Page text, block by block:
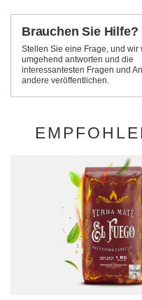
Brauchen Sie
Stellen Sie eine Frage, und wir
umgehend antworten und die
interessantesten Fragen und
andere veröffentlichen.